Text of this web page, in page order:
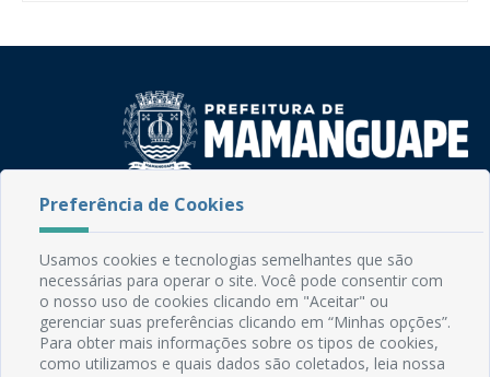
Rua do Imperador, 78, Centro
CEP: 58.280-000 - Mamanguape/PB
Fone: (83) 3292-2246
Email: comunicacao@mamanguape.pb.gov.br
Expediente: Segunda à Sexta, das 08h às 13h
Mapa do Site
Preferência de Cookies
Usamos cookies e tecnologias semelhantes que são
necessárias para operar o site. Você pode consentir com
o nosso uso de cookies clicando em "Aceitar" ou
gerenciar suas preferências clicando em “Minhas opções”.
Para obter mais informações sobre os tipos de cookies,
como utilizamos e quais dados são coletados, leia nossa